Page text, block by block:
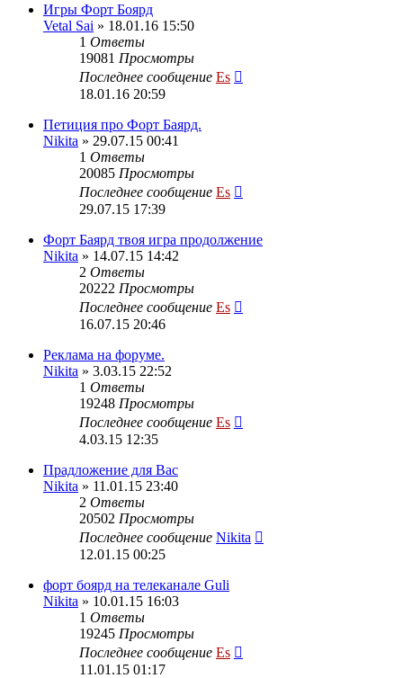
Игры Форт Боярд
Vetal Sai » 18.01.16 15:50
1 Ответы
19081 Просмотры
Последнее сообщение Es
18.01.16 20:59
Петиция про Форт Баярд.
Nikita » 29.07.15 00:41
1 Ответы
20085 Просмотры
Последнее сообщение Es
29.07.15 17:39
Форт Баярд твоя игра продолжение
Nikita » 14.07.15 14:42
2 Ответы
20222 Просмотры
Последнее сообщение Es
16.07.15 20:46
Реклама на форуме.
Nikita » 3.03.15 22:52
1 Ответы
19248 Просмотры
Последнее сообщение Es
4.03.15 12:35
Прадложение для Вас
Nikita » 11.01.15 23:40
2 Ответы
20502 Просмотры
Последнее сообщение Nikita
12.01.15 00:25
форт боярд на телеканале Guli
Nikita » 10.01.15 16:03
1 Ответы
19245 Просмотры
Последнее сообщение Es
11.01.15 01:17